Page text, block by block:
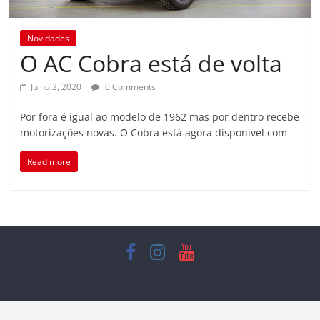
Novidades
O AC Cobra está de volta
Julho 2, 2020 0 Comments
Por fora é igual ao modelo de 1962 mas por dentro recebe
motorizações novas. O Cobra está agora disponível com
Read more